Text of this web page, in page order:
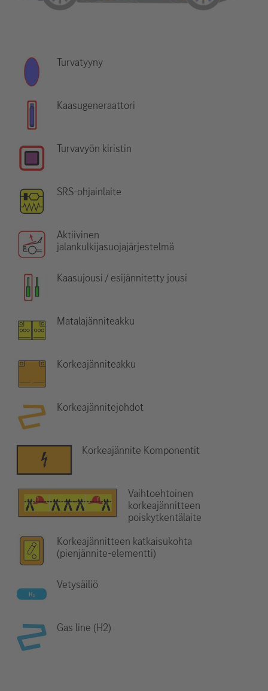
Turvatyyny
Kaasugeneraattori
Turvavyön kiristin
SRS-ohjainlaite
Aktiivinen
jalankulkijasuojajärjestelmä
Kaasujousi / esijännitetty jousi
Matalajänniteakku
Korkeajänniteakku
Korkeajännitejohdot
Korkeajännite Komponentit
Vaihtoehtoinen
korkeajännitteen
poiskytkentälaite
Korkeajännitteen katkaisukohta
(pienjännite-elementti)
Vetysäiliö
Gas line (H2)